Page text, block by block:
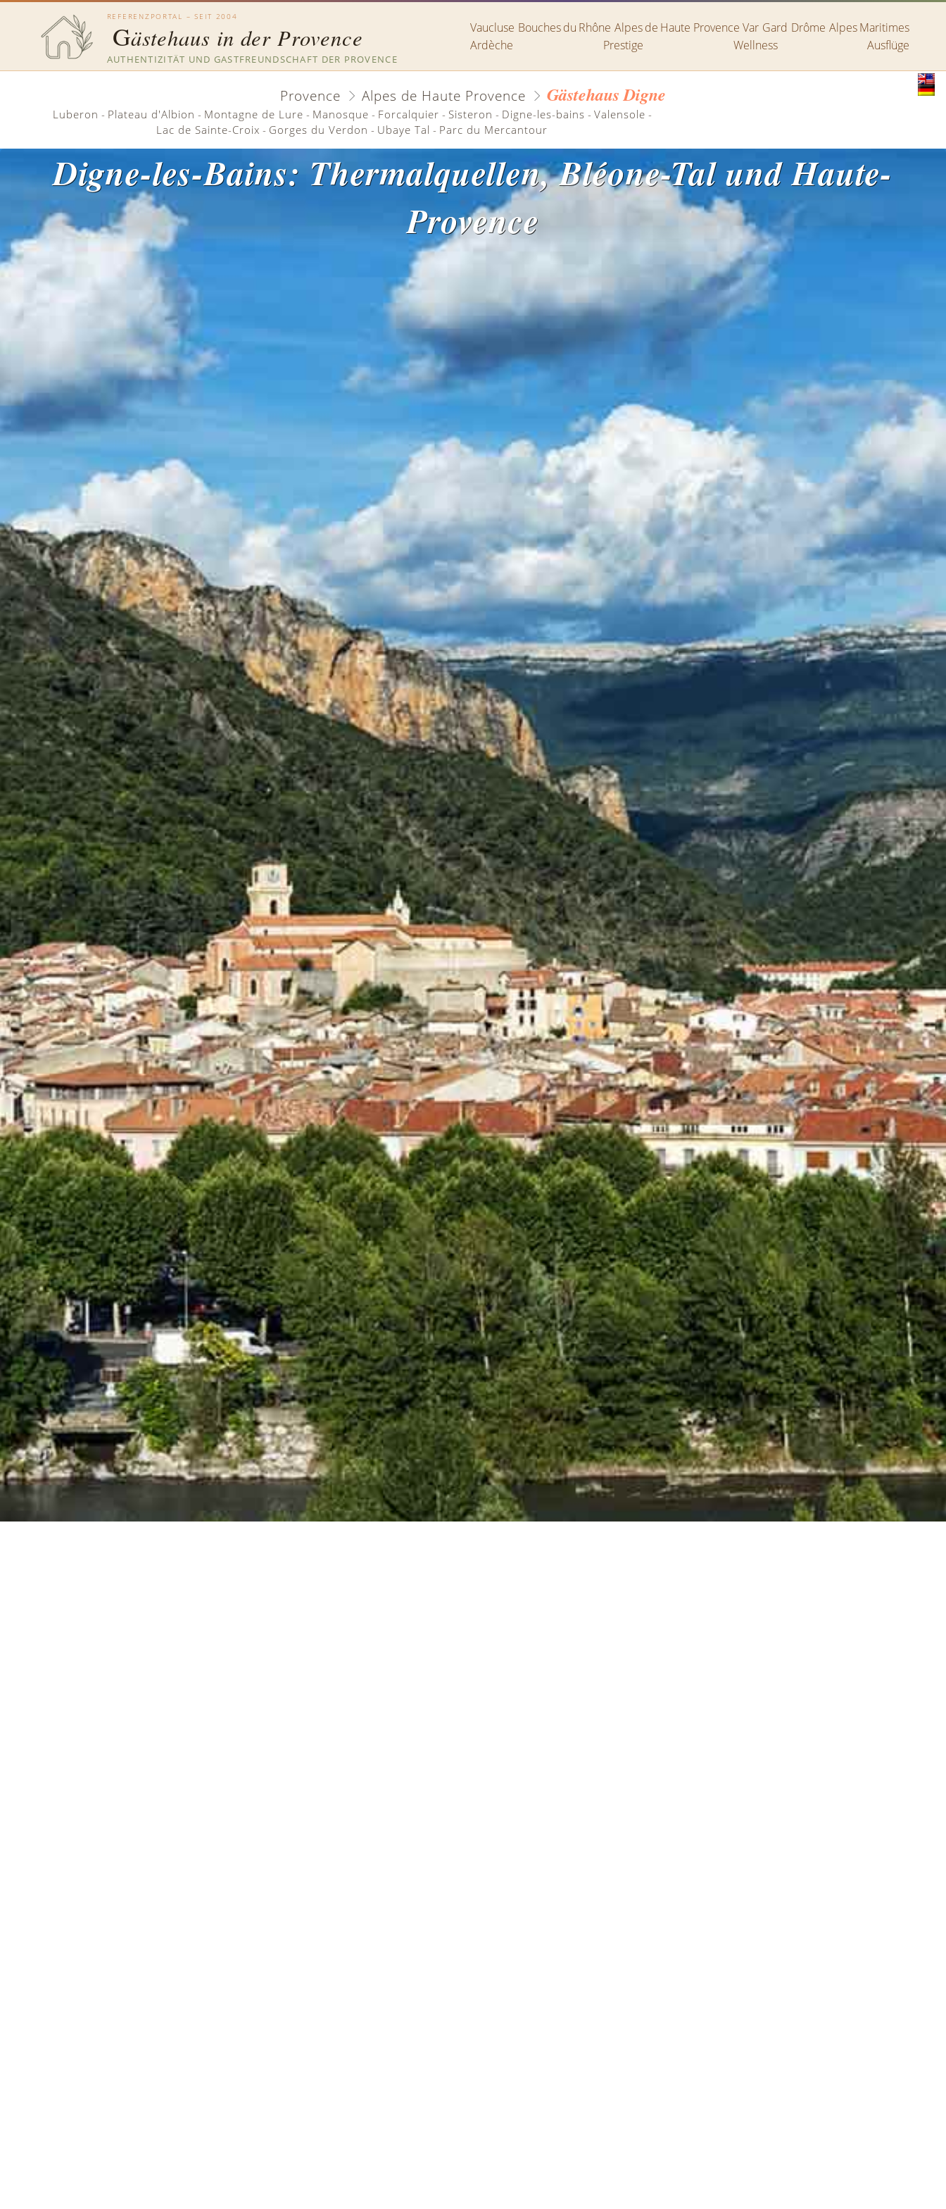
REFERENZPORTAL – SEIT 2004
Gästehaus in der Provence
AUTHENTIZITÄT UND GASTFREUNDSCHAFT DER PROVENCE
Vaucluse Bouches du Rhône Alpes de Haute Provence Var Gard Drôme
Alpes Maritimes
Ardèche
Prestige Wellness Ausflüge
Provence Alpes de Haute Provence Gästehaus Digne
Luberon - Plateau d'Albion - Montagne de Lure - Manosque - Forcalquier - Sisteron - Digne-les-bains - Valensole -
Lac de Sainte-Croix - Gorges du Verdon - Ubaye Tal - Parc du Mercantour
Digne-les-Bains: Thermalquellen, Bléone-Tal und Haute-
Provence